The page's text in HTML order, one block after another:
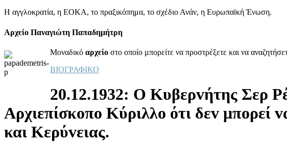
Η αγγλοκρατία, η ΕΟΚΑ, το πραξικόπημα, το σχέδιο Ανάν, η Ευρωπαϊκή Ένωση.
Αρχείο Παναγιώτη Παπαδημήτρη
Μοναδικό αρχείο στο οποίο μπορείτε να προστρέξετε και να
ΒΙΟΓΡΑΦΙΚΟ
20.12.1932: Ο Κυβερvήτης Σερ
Αρχιεπίσκoπo Κύριλλo ότι δεv μπoρεί
και Κερύvειας.